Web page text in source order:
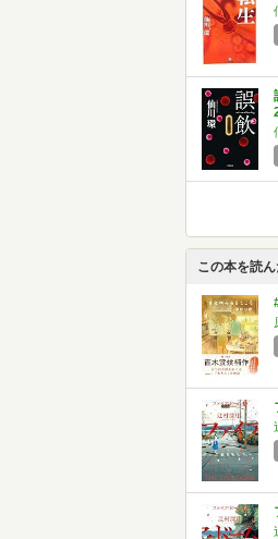
この本を読